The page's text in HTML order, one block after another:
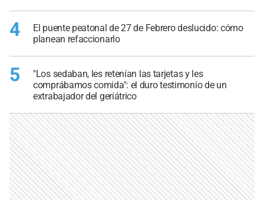
4
El puente peatonal de 27 de Febrero deslucido: cómo
planean refaccionarlo
5
"Los sedaban, les retenían las tarjetas y les
comprábamos comida": el duro testimonio de un
extrabajador del geriátrico